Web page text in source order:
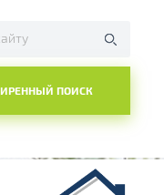
ПОИСК